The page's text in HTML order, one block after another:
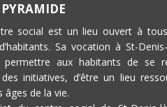
social est un lieu ouvert à
Sa vocation à St-
aux habitants de se
des initiatives, d’être un lieu
âges de la vie.